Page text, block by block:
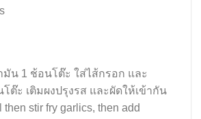
มัน 1 ช้อนโต๊ะ ใส่ไส้กรอก และ
ต๊ะ เติมผงปรุงรส และผัดให้เข้ากัน
then stir fry garlics, then add